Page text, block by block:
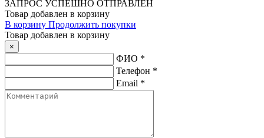
ЗАПРОС УСПЕШНО ОТПРАВЛЕН
Товар добавлен в корзину
В корзину Продолжить покупки
Товар добавлен в корзину
×
ФИО *
Телефон *
Email *